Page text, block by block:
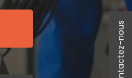
Contactez-nous